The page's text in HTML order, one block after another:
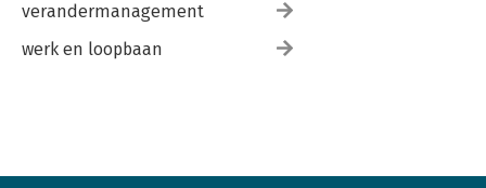
verandermanagement
werk en loopbaan